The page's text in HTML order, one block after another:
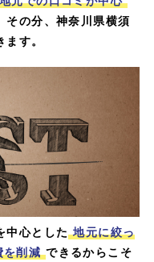
その分、神奈川県横須
す。
中心とした 地元に絞っ
を削減 できるからこそ